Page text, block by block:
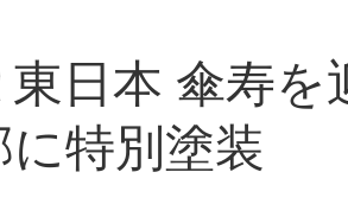
日本 傘寿
特別塗装